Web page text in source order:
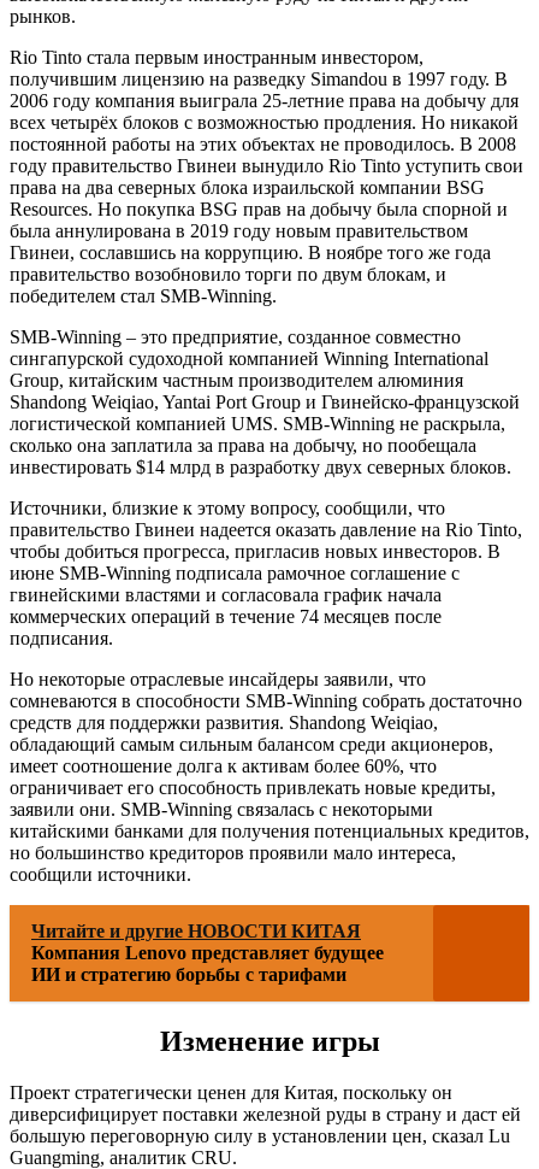
рынков.
Rio Tinto стала первым иностранным инвестором,
получившим лицензию на разведку Simandou в 1997 году. В
2006 году компания выиграла 25-летние права на добычу для
всех четырёх блоков с возможностью продления. Но никакой
постоянной работы на этих объектах не проводилось. В 2008
году правительство Гвинеи вынудило Rio Tinto уступить свои
права на два северных блока израильской компании BSG
Resources. Но покупка BSG прав на добычу была спорной и
была аннулирована в 2019 году новым правительством
Гвинеи, сославшись на коррупцию. В ноябре того же года
правительство возобновило торги по двум блокам, и
победителем стал SMB-Winning.
SMB-Winning – это предприятие, созданное совместно
сингапурской судоходной компанией Winning International
Group, китайским частным производителем алюминия
Shandong Weiqiao, Yantai Port Group и Гвинейско-французской
логистической компанией UMS. SMB-Winning не раскрыла,
сколько она заплатила за права на добычу, но пообещала
инвестировать $14 млрд в разработку двух северных блоков.
Источники, близкие к этому вопросу, сообщили, что
правительство Гвинеи надеется оказать давление на Rio Tinto,
чтобы добиться прогресса, пригласив новых инвесторов. В
июне SMB-Winning подписала рамочное соглашение с
гвинейскими властями и согласовала график начала
коммерческих операций в течение 74 месяцев после
подписания.
Но некоторые отраслевые инсайдеры заявили, что
сомневаются в способности SMB-Winning собрать достаточно
средств для поддержки развития. Shandong Weiqiao,
обладающий самым сильным балансом среди акционеров,
имеет соотношение долга к активам более 60%, что
ограничивает его способность привлекать новые кредиты,
заявили они. SMB-Winning связалась с некоторыми
китайскими банками для получения потенциальных кредитов,
но большинство кредиторов проявили мало интереса,
сообщили источники.
Читайте и другие НОВОСТИ КИТАЯ
Компания Lenovo представляет будущее
ИИ и стратегию борьбы с тарифами
Изменение игры
Проект стратегически ценен для Китая, поскольку он
диверсифицирует поставки железной руды в страну и даст ей
большую переговорную силу в установлении цен, сказал Lu
Guangming, аналитик CRU.